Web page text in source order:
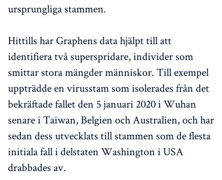
ursprungliga stammen.
Hittills har Graphens data hjälpt till att
identifiera två superspridare, individer som
smittar stora mängder människor. Till exempel
uppträdde en virusstam som isolerades från det
bekräftade fallet den 5 januari 2020 i Wuhan
senare i Taiwan, Belgien och Australien, och har
sedan dess utvecklats till stammen som de flesta
initiala fall i delstaten Washington i USA
drabbades av.